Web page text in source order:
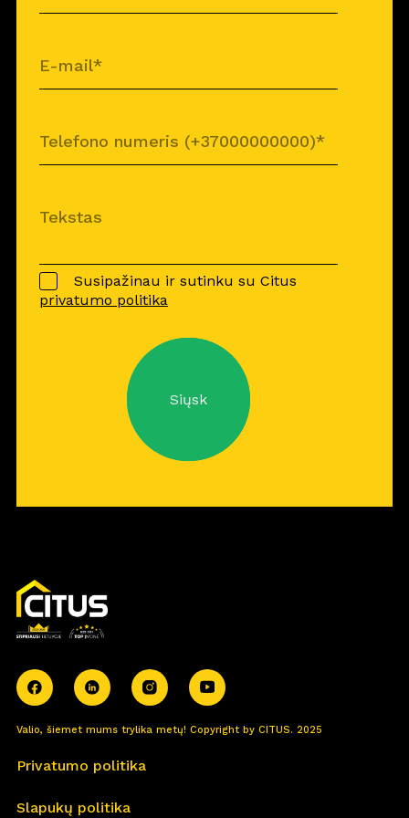
Susipažinau ir sutinku su Citus
privatumo politika
Siųsk
Valio, šiemet mums trylika metų! Copyright by CITUS. 2025
Privatumo politika
Slapukų politika